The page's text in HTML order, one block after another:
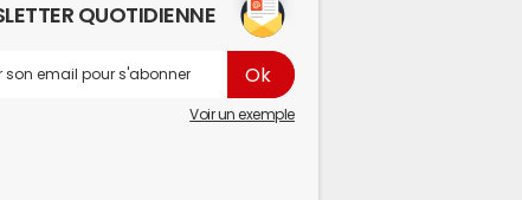
QUOTIDIENNE
Voir un exemple